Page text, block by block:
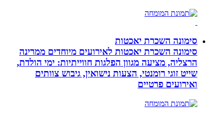
סימונה השכרת יאכטות
סימונה השכרת יאכטות לאירועים מיוחדים ממרינה
הרצליה, מציעה מגוון הפלגות חווייתיות: ימי הולדת,
שייט זוגי רומנטי, הצעות נישואין, גיבוש צוותים
ואירועים פרטיים